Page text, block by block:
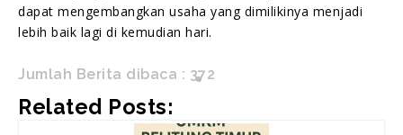
dapat mengembangkan usaha yang dimilikinya menjadi
lebih baik lagi di kemudian hari.
Jumlah Berita dibaca : 372
Related Posts: